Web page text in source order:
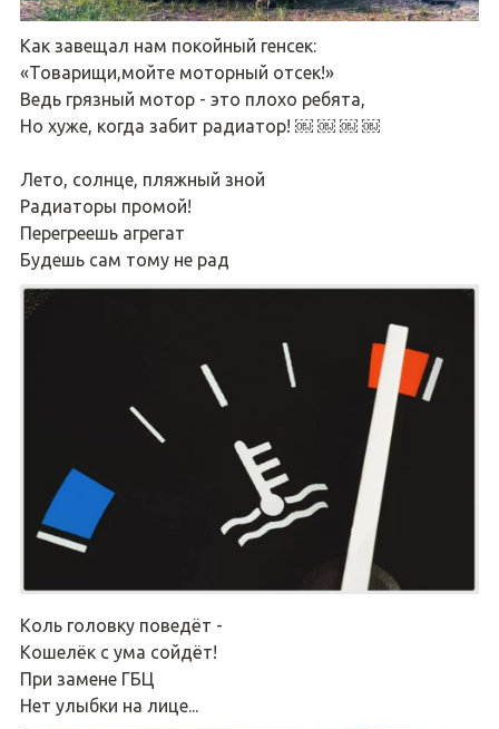
Как завещал нам покойный генсек:
«Товарищи,мойте моторный отсек!»
Ведь грязный мотор - это плохо ребята,
Но хуже, когда забит радиатор! ￼ ￼ ￼ ￼
Лето, солнце, пляжный зной
Радиаторы промой!
Перегреешь агрегат
Будешь сам тому не рад
Коль головку поведёт -
Кошелёк с ума сойдёт!
При замене ГБЦ
Нет улыбки на лице...